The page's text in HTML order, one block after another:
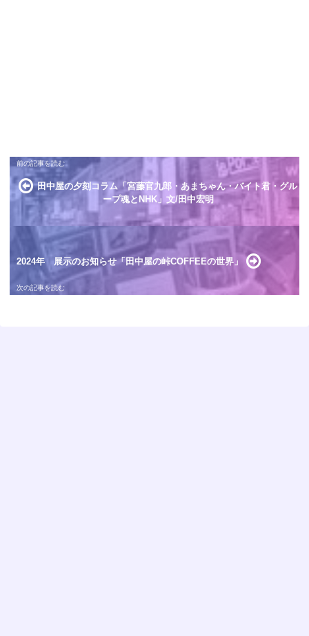
田中屋の夕刻コラム「宮藤官九郎・あまちゃん・バイト君・グル
ープ魂とNHK」文/田中宏明
2024年 展示のお知らせ「田中屋の峠COFFEEの世界」